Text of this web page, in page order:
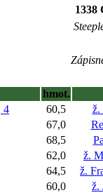
1338
hmot.
4 60,5
ž.
67,0
68,5
62,0
ž.
64,5
ž.
60,0
ž.